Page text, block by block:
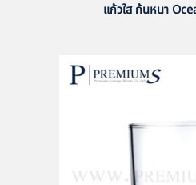
แก้วใส ก้นหนา